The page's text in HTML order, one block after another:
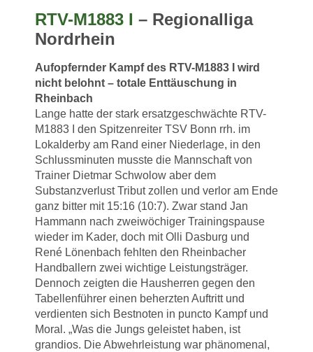
RTV-M1883 I – Regionalliga
Nordrhein
Aufopfernder Kampf des RTV-M1883 I wird
nicht belohnt – totale Enttäuschung in
Rheinbach
Lange hatte der stark ersatzgeschwächte RTV-
M1883 I den Spitzenreiter TSV Bonn rrh. im
Lokalderby am Rand einer Niederlage, in den
Schlussminuten musste die Mannschaft von
Trainer Dietmar Schwolow aber dem
Substanzverlust Tribut zollen und verlor am Ende
ganz bitter mit 15:16 (10:7). Zwar stand Jan
Hammann nach zweiwöchiger Trainingspause
wieder im Kader, doch mit Olli Dasburg und
René Lönenbach fehlten den Rheinbacher
Handballern zwei wichtige Leistungsträger.
Dennoch zeigten die Hausherren gegen den
Tabellenführer einen beherzten Auftritt und
verdienten sich Bestnoten in puncto Kampf und
Moral. „Was die Jungs geleistet haben, ist
grandios. Die Abwehrleistung war phänomenal,